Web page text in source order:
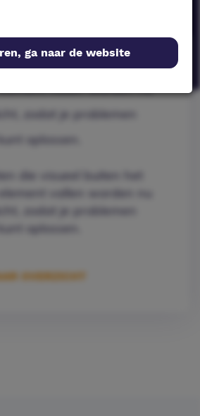
die visueel buiten het
zodat je problemen
oplossen.
die visueel buiten het
vallen worden nu
zodat je problemen
oplossen.
OVERZICHT
over de cookies die wij
die daarmee verzameld
rechten op dit punt, lees dan
instellingen.
ga naar de website